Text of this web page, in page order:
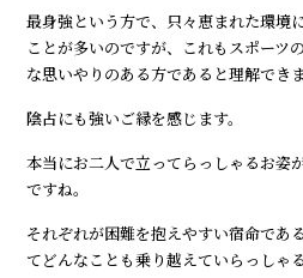
最身強という方で、只々恵まれた環境
ことが多いのですが、これもスポーツ
な思いやりのある方であると理解できま
陰占にも強いご縁を感じます。
本当にお二人で立ってらっしゃるお姿
ですね。
それぞれが困難を抱えやすい宿命であ
てどんなことも乗り越えていらっしゃる